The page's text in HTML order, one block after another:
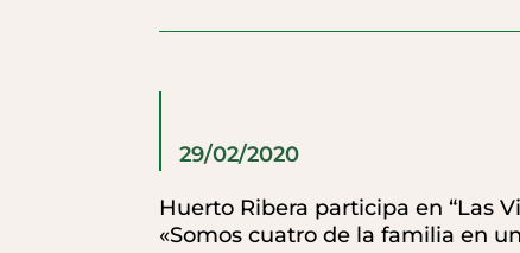
29/02/2020
Huerto Ribera participa en “Las
«Somos cuatro de la familia en